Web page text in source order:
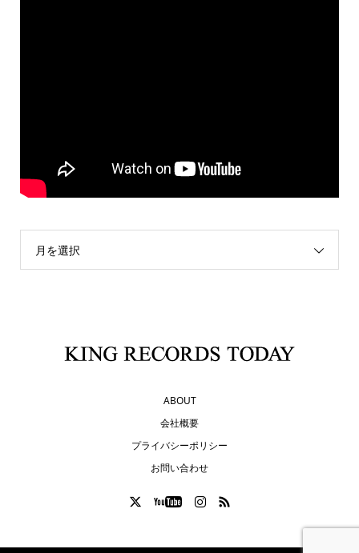
月を選択
ABOUT
会社概要
プライバシーポリシー
お問い合わせ